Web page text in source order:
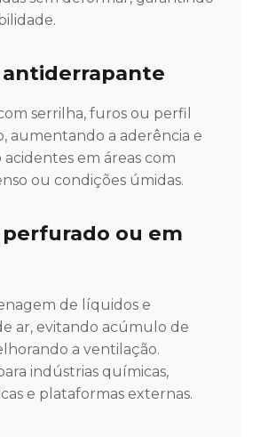
antiderrapante
serrilha, furos ou perfil
aumentando a aderência e
em áreas com
ou condições úmidas.
ou em
de líquidos e
ar, evitando acúmulo de
a ventilação.
indústrias químicas,
e plataformas externas.